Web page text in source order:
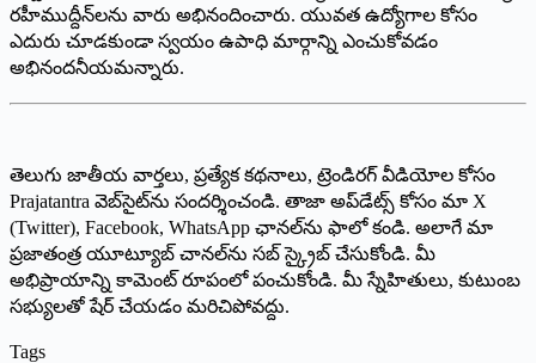
రహీముద్దీన్‌లను వారు అభినందించారు. యువత ఉద్యోగాల కోసం
ఎదురు చూడకుండా స్వయం ఉపాధి మార్గాన్ని ఎంచుకోవడం
అభినందనీయమన్నారు.
తెలుగు జాతీయ వార్తలు, ప్రత్యేక కథనాలు, ట్రెండిరగ్‌ వీడియోల కోసం
Prajatantra వెబ్‌సైట్‌ను సందర్శించండి. తాజా అప్‌డేట్స్‌ కోసం మా X
(Twitter), Facebook, WhatsApp ఛానల్‌ను ఫాలో కండి. అలాగే మా
ప్రజాతంత్ర యూట్యూబ్‌ చానల్‌ను సబ్‌ స్క్రైబ్‌ చేసుకోండి. మీ
అభిప్రాయాన్ని కామెంట్‌ రూపంలో పంచుకోండి. మీ స్నేహితులు, కుటుంబ
సభ్యులతో షేర్‌ చేయడం మరిచిపోవద్దు.
Tags